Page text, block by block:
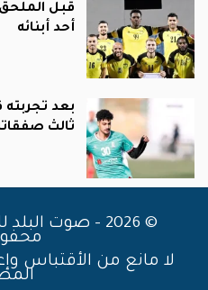
قبل
أحد أبنائه
بعد
ثالث
© 2026 - صوت
لا مانع من الأقتباس